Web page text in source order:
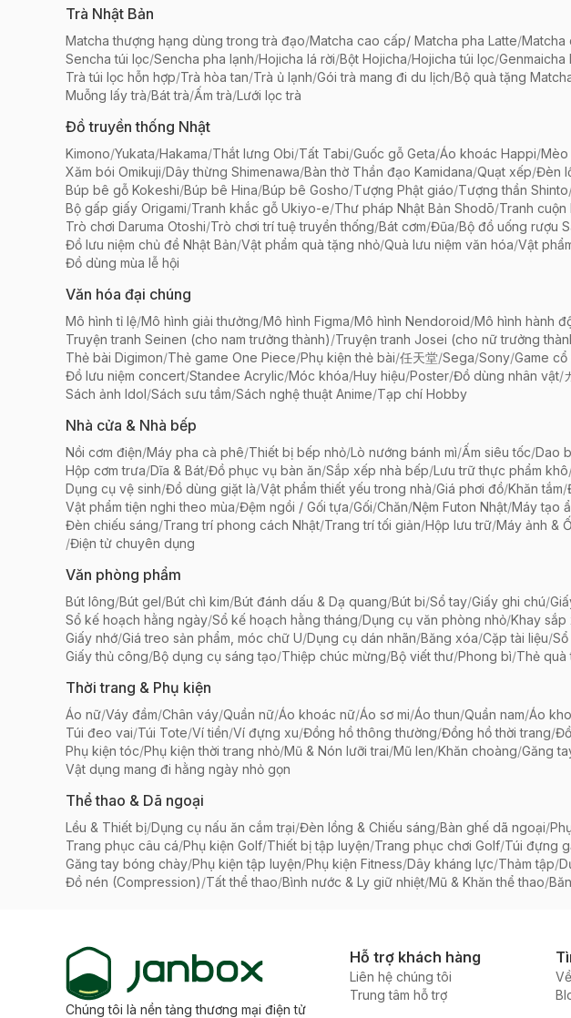
Trà Nhật Bản
Matcha thượng hạng dùng trong trà đạo/Matcha cao cấp/ Matcha pha Latte/Matcha
Sencha túi lọc/Sencha pha lạnh/Hojicha lá rời/Bột Hojicha/Hojicha túi lọc/Genmaicha
Trà túi lọc hỗn hợp/Trà hòa tan/Trà ủ lạnh/Gói trà mang đi du lịch/Bộ quà tặng
Muỗng lấy trà/Bát trà/Ấm trà/Lưới lọc trà
Đồ truyền thống Nhật
Kimono/Yukata/Hakama/Thắt lưng Obi/Tất Tabi/Guốc gỗ Geta/Áo khoác Happi/Mèo
Xăm bói Omikuji/Dây thừng Shimenawa/Bàn thờ Thần đạo Kamidana/Quạt xếp/Đèn
Búp bê gỗ Kokeshi/Búp bê Hina/Búp bê Gosho/Tượng Phật giáo/Tượng thần Shinto
Bộ gấp giấy Origami/Tranh khắc gỗ Ukiyo-e/Thư pháp Nhật Bản Shodō/Tranh cuộn
Trò chơi Daruma Otoshi/Trò chơi trí tuệ truyền thống/Bát cơm/Đũa/Bộ đồ uống rượu
Đồ lưu niệm chủ đề Nhật Bản/Vật phẩm quà tặng nhỏ/Quà lưu niệm văn hóa/Vật
Đồ dùng mùa lễ hội
Văn hóa đại chúng
Mô hình tỉ lệ/Mô hình giải thưởng/Mô hình Figma/Mô hình Nendoroid/Mô hình hành
Truyện tranh Seinen (cho nam trưởng thành)/Truyện tranh Josei (cho nữ trưởng
Thẻ bài Digimon/Thẻ game One Piece/Phụ kiện thẻ bài/任天堂/Sega/Sony/Game
Đồ lưu niệm concert/Standee Acrylic/Móc khóa/Huy hiệu/Poster/Đồ dùng nhân vật/
Sách ảnh Idol/Sách sưu tầm/Sách nghệ thuật Anime/Tạp chí Hobby
Nhà cửa & Nhà bếp
Nồi cơm điện/Máy pha cà phê/Thiết bị bếp nhỏ/Lò nướng bánh mì/Ấm siêu tốc/Dao
Hộp cơm trưa/Dĩa & Bát/Đồ phục vụ bàn ăn/Sắp xếp nhà bếp/Lưu trữ thực phẩm khô
Dụng cụ vệ sinh/Đồ dùng giặt là/Vật phẩm thiết yếu trong nhà/Giá phơi đồ/Khăn tắm/
Vật phẩm tiện nghi theo mùa/Đệm ngồi / Gối tựa/Gối/Chăn/Nệm Futon Nhật/Máy tạo
Đèn chiếu sáng/Trang trí phong cách Nhật/Trang trí tối giản/Hộp lưu trữ/Máy ảnh &
/Điện tử chuyên dụng
Văn phòng phẩm
Bút lông/Bút gel/Bút chì kim/Bút đánh dấu & Dạ quang/Bút bi/Sổ tay/Giấy ghi chú/
Sổ kế hoạch hằng ngày/Sổ kế hoạch hằng tháng/Dụng cụ văn phòng nhỏ/Khay sắp
Giấy nhớ/Giá treo sản phẩm, móc chữ U/Dụng cụ dán nhãn/Băng xóa/Cặp tài liệu/
Giấy thủ công/Bộ dụng cụ sáng tạo/Thiệp chúc mừng/Bộ viết thư/Phong bì/Thẻ quà
Thời trang & Phụ kiện
Áo nữ/Váy đầm/Chân váy/Quần nữ/Áo khoác nữ/Áo sơ mi/Áo thun/Quần nam/Áo
Túi đeo vai/Túi Tote/Ví tiền/Ví đựng xu/Đồng hồ thông thường/Đồng hồ thời trang/
Phụ kiện tóc/Phụ kiện thời trang nhỏ/Mũ & Nón lưỡi trai/Mũ len/Khăn choàng/Găng
Vật dụng mang đi hằng ngày nhỏ gọn
Thể thao & Dã ngoại
Lều & Thiết bị/Dụng cụ nấu ăn cắm trại/Đèn lồng & Chiếu sáng/Bàn ghế dã ngoại/
Trang phục câu cá/Phụ kiện Golf/Thiết bị tập luyện/Trang phục chơi Golf/Túi đựng
Găng tay bóng chày/Phụ kiện tập luyện/Phụ kiện Fitness/Dây kháng lực/Thảm tập/
Đồ nén (Compression)/Tất thể thao/Bình nước & Ly giữ nhiệt/Mũ & Khăn thể thao/
Chúng tôi là nền tảng thương mại điện tử
Hỗ trợ khách hàng
Liên hệ chúng tôi
Trung tâm hỗ trợ